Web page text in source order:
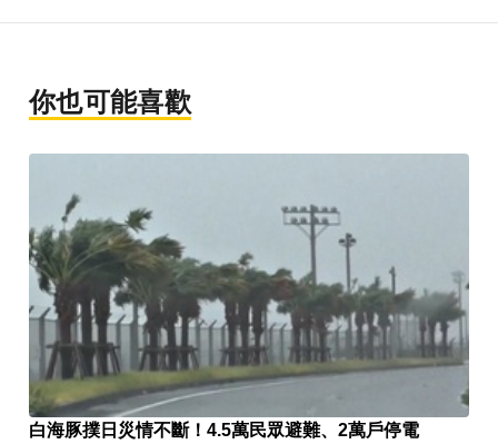
你也可能喜歡
白海豚撲日災情不斷！4.5萬民眾避難、2萬戶停電